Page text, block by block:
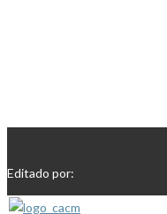
Editado por: